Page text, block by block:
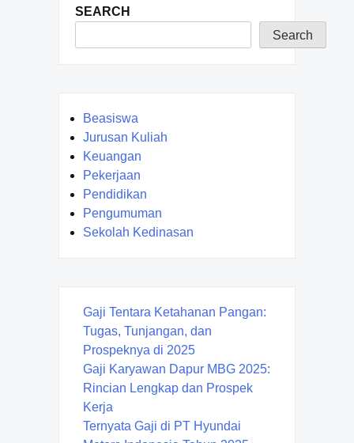
SEARCH
Search
Beasiswa
Jurusan Kuliah
Keuangan
Pekerjaan
Pendidikan
Pengumuman
Sekolah Kedinasan
Gaji Tentara Ketahanan Pangan:
Tugas, Tunjangan, dan
Prospeknya di 2025
Gaji Karyawan Dapur MBG 2025:
Rincian Lengkap dan Prospek
Kerja
Ternyata Gaji di PT Hyundai